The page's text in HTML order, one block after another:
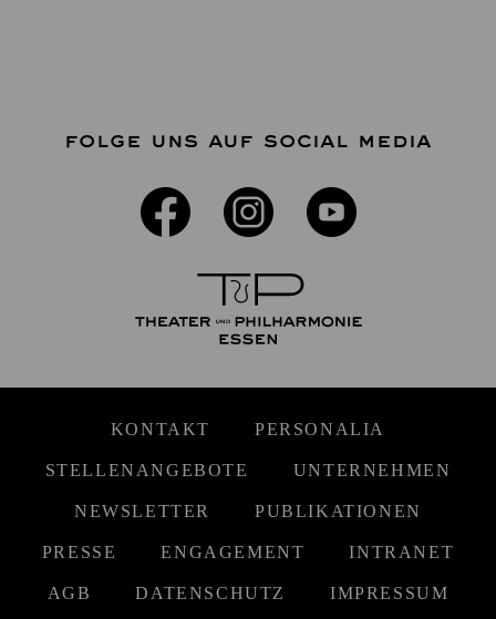
FOLGE UNS AUF SOCIAL MEDIA
KONTAKT PERSONALIA
STELLENANGEBOTE UNTERNEHMEN
NEWSLETTER PUBLIKATIONEN
PRESSE ENGAGEMENT INTRANET
AGB DATENSCHUTZ IMPRESSUM